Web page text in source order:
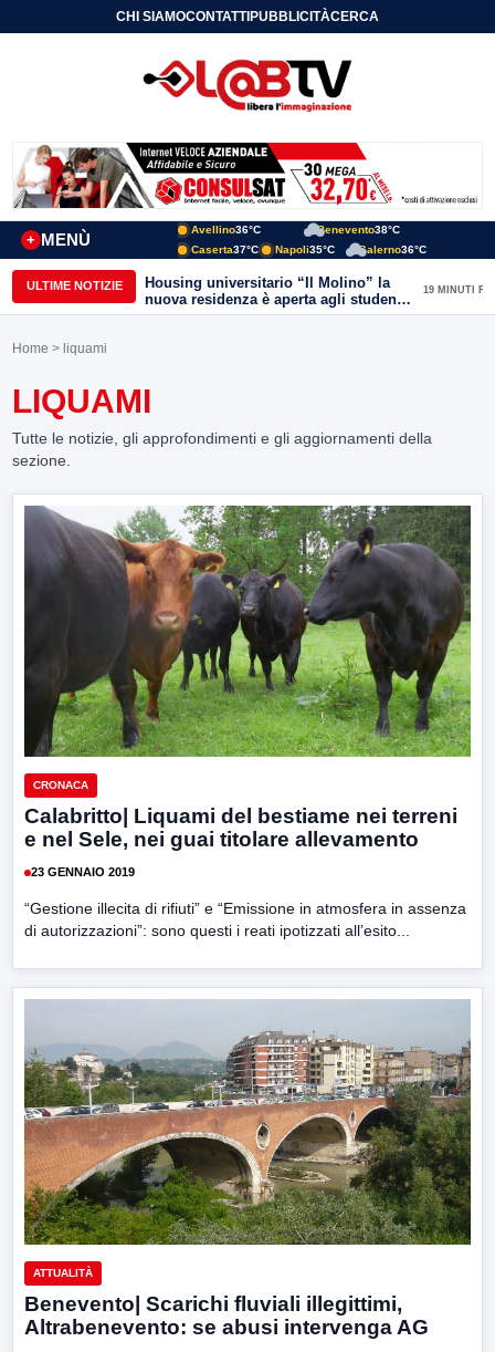
CHI SIAMOCONTATTIPUBBLICITÀCERCA
MENÙ
+
Avellino36°C Benevento38°C
Caserta37°C Napoli35°C Salerno36°C
ULTIME NOTIZIE
Housing universitario “Il Molino” la
nuova residenza è aperta agli studenti
del Conservatorio “Nicola Sala” e
19 MINUTI FA
Home > liquami
LIQUAMI
Tutte le notizie, gli approfondimenti e gli aggiornamenti della
sezione.
CRONACA
Calabritto| Liquami del bestiame nei terreni
e nel Sele, nei guai titolare allevamento
23 GENNAIO 2019
“Gestione illecita di rifiuti” e “Emissione in atmosfera in assenza
di autorizzazioni”: sono questi i reati ipotizzati all’esito...
ATTUALITÀ
Benevento| Scarichi fluviali illegittimi,
Altrabenevento: se abusi intervenga AG